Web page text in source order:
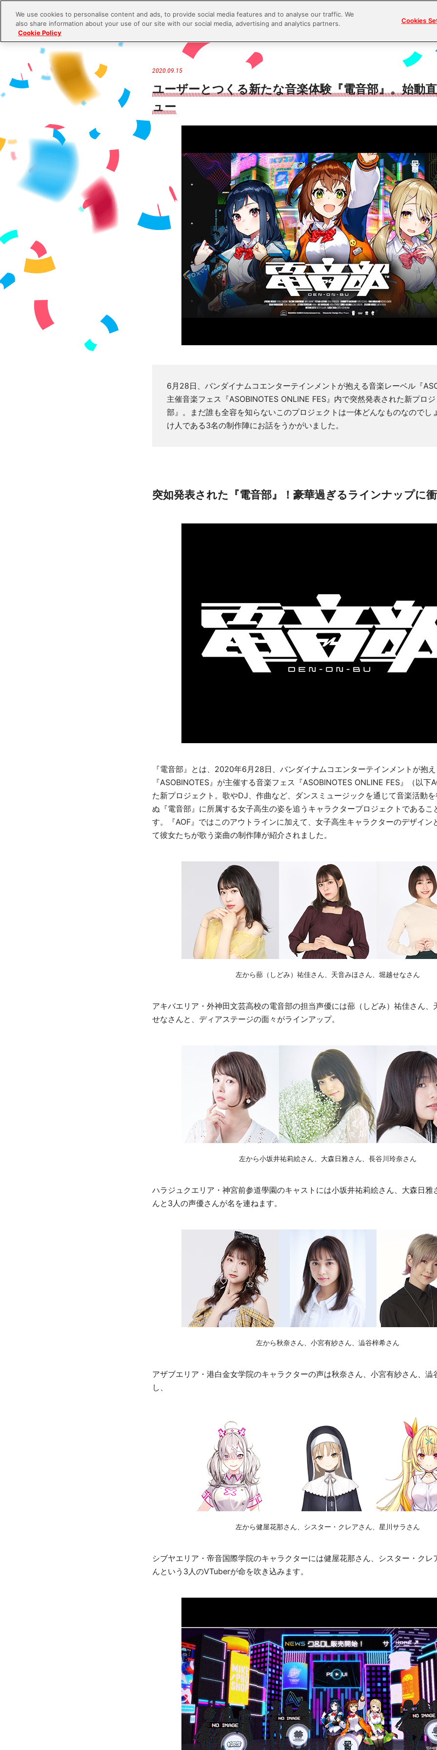
S
t
o
n
2020.09.15
ユーザーとつくる新たな音楽体験『電音部』。始動
ュー
6月28日、バンダイナムコエンターテインメントが抱える音楽レーベル『
主催音楽フェス『ASOBINOTES ONLINE FES』内で突然発表された新プロ
部』。まだ誰も全容を知らないこのプロジェクトは一体どんなものなので
け人である3名の制作陣にお話をうかがいました。
突如発表された『電音部』！豪華過ぎるラインナップに
『電音部』とは、2020年6月28日、バンダイナムコエンターテインメントが抱
『ASOBINOTES』が主催する音楽フェス『ASOBINOTES ONLINE FES』（以下
た新プロジェクト。歌やDJ、作曲など、ダンスミュージックを通じて音楽活動
ぬ『電音部』に所属する女子高生の姿を追うキャラクタープロジェクトであるこ
す。『AOF』ではこのアウトラインに加えて、女子高生キャラクターのデザイン
て彼女たちが歌う楽曲の制作陣が紹介されました。
左から蔀（しどみ）祐佳さん、天音みほさん、堀越せなさん
アキバエリア・外神田文芸高校の電音部の担当声優には蔀（しどみ）祐佳さん、
せなさんと、ディアステージの面々がラインアップ。
左から小坂井祐莉絵さん、大森日雅さん、長谷川玲奈さん
ハラジュクエリア・神宮前参道學園のキャストには小坂井祐莉絵さん、大森日雅
んと3人の声優さんが名を連ねます。
左から秋奈さん、小宮有紗さん、澁谷梓希さん
アザブエリア・港白金女学院のキャラクターの声は秋奈さん、小宮有紗さん、澁
し、
左から健屋花那さん、シスター・クレアさん、星川サラさん
シブヤエリア・帝音国際学院のキャラクターには健屋花那さん、シスター・クレ
んという3人のVTuberが命を吹き込みます。
We use cookies to personalise content and ads, to provide social media features and to analyse our traffic. We
also share information about your use of our site with our social media, advertising and analytics partners.
Cookie Policy
Cookies